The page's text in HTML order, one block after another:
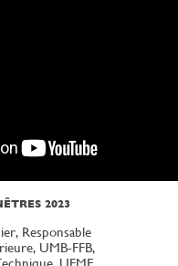
2023
Responsable
UMB-FFB,
UFME